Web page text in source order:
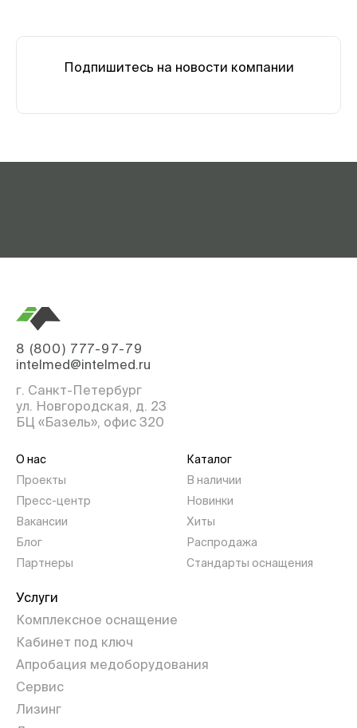
Подпишитесь на новости компании
8 (800) 777-97-79
intelmed@intelmed.ru
г. Санкт-Петербург
ул. Новгородская, д. 23
БЦ «Базель», офис 320
О нас
Проекты
Пресс-центр
Вакансии
Блог
Партнеры
Каталог
В наличии
Новинки
Хиты
Распродажа
Стандарты оснащения
Услуги
Комплексное оснащение
Кабинет под ключ
Апробация медоборудования
Сервис
Лизинг